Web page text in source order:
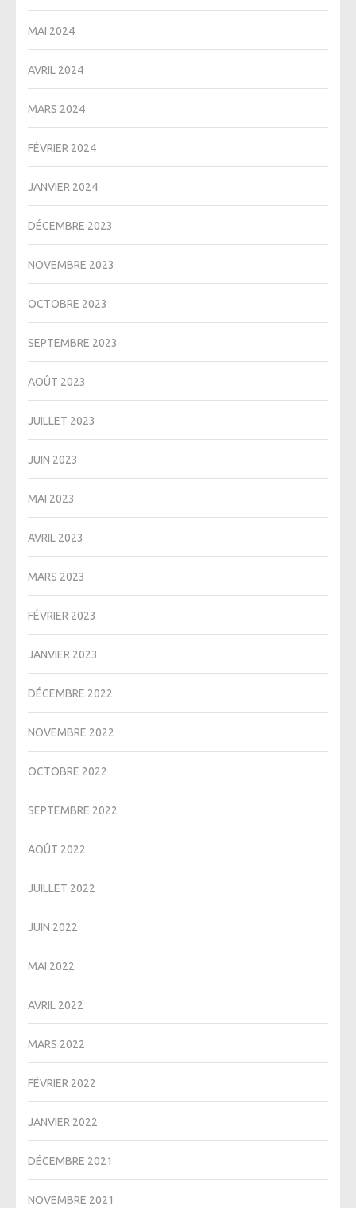
MAI 2024
AVRIL 2024
MARS 2024
FÉVRIER 2024
JANVIER 2024
DÉCEMBRE 2023
NOVEMBRE 2023
OCTOBRE 2023
SEPTEMBRE 2023
AOÛT 2023
JUILLET 2023
JUIN 2023
MAI 2023
AVRIL 2023
MARS 2023
FÉVRIER 2023
JANVIER 2023
DÉCEMBRE 2022
NOVEMBRE 2022
OCTOBRE 2022
SEPTEMBRE 2022
AOÛT 2022
JUILLET 2022
JUIN 2022
MAI 2022
AVRIL 2022
MARS 2022
FÉVRIER 2022
JANVIER 2022
DÉCEMBRE 2021
NOVEMBRE 2021